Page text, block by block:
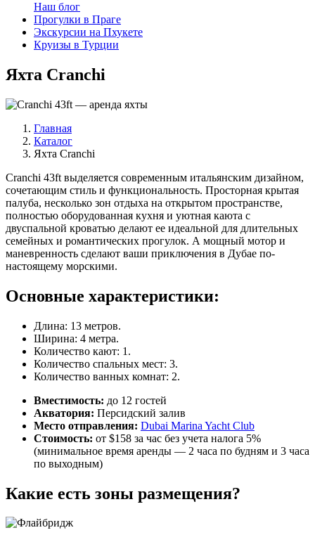
Наш блог
Прогулки в Праге
Экскурсии на Пхукете
Круизы в Турции
Яхта Cranchi
Главная
Каталог
Яхта Cranchi
Cranchi 43ft выделяется современным итальянским дизайном,
сочетающим стиль и функциональность. Просторная крытая
палуба, несколько зон отдыха на открытом пространстве,
полностью оборудованная кухня и уютная каюта с
двуспальной кроватью делают ее идеальной для длительных
семейных и романтических прогулок. А мощный мотор и
маневренность сделают ваши приключения в Дубае по-
настоящему морскими.
Основные характеристики:
Длина: 13 метров.
Ширина: 4 метра.
Количество кают: 1.
Количество спальных мест: 3.
Количество ванных комнат: 2.
Вместимость: до 12 гостей
Акватория: Персидский залив
Место отправления: Dubai Marina Yacht Club
Стоимость: от $158 за час без учета налога 5%
(минимальное время аренды — 2 часа по будням и 3 часа
по выходным)
Какие есть зоны размещения?